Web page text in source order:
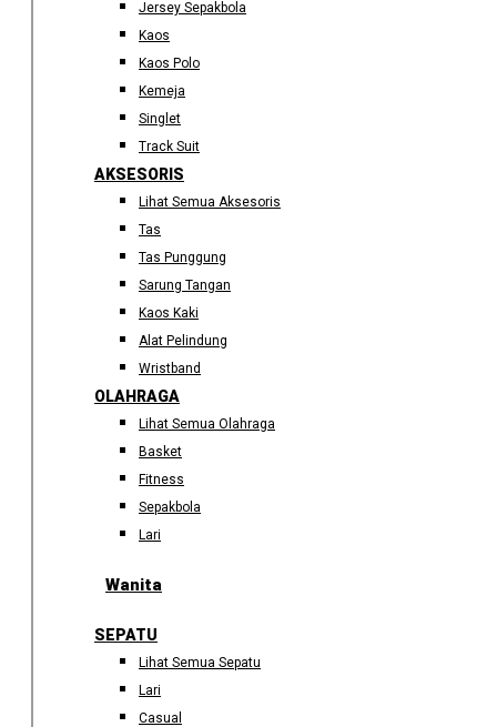
Jersey Sepakbola
Kaos
Kaos Polo
Kemeja
Singlet
Track Suit
AKSESORIS
Lihat Semua Aksesoris
Tas
Tas Punggung
Sarung Tangan
Kaos Kaki
Alat Pelindung
Wristband
OLAHRAGA
Lihat Semua Olahraga
Basket
Fitness
Sepakbola
Lari
Wanita
SEPATU
Lihat Semua Sepatu
Lari
Casual